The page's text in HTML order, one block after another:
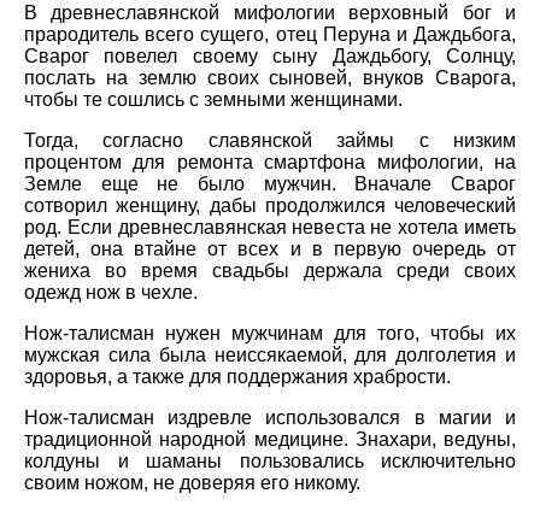
В древнеславянской мифологии верховный бог и
прародитель всего сущего, отец Перуна и Даждьбога,
Сварог повелел своему сыну Даждьбогу, Солнцу,
послать на землю своих сыновей, внуков Сварога,
чтобы те сошлись с земными женщинами.
Тогда, согласно славянской займы с низким
процентом для ремонта смартфона мифологии, на
Земле еще не было мужчин. Вначале Сварог
сотворил женщину, дабы продолжился человеческий
род. Если древнеславянская невеста не хотела иметь
детей, она втайне от всех и в первую очередь от
жениха во время свадьбы держала среди своих
одежд нож в чехле.
Нож-талисман нужен мужчинам для того, чтобы их
мужская сила была неиссякаемой, для долголетия и
здоровья, а также для поддержания храбрости.
Нож-талисман издревле использовался в магии и
традиционной народной медицине. Знахари, ведуны,
колдуны и шаманы пользовались исключительно
своим ножом, не доверяя его никому.